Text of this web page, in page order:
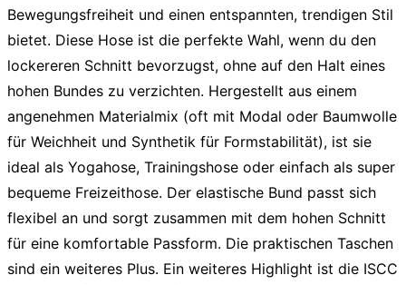
Bewegungsfreiheit und einen entspannten, trendigen Stil
bietet. Diese Hose ist die perfekte Wahl, wenn du den
lockereren Schnitt bevorzugst, ohne auf den Halt eines
hohen Bundes zu verzichten. Hergestellt aus einem
angenehmen Materialmix (oft mit Modal oder Baumwolle
für Weichheit und Synthetik für Formstabilität), ist sie
ideal als Yogahose, Trainingshose oder einfach als super
bequeme Freizeithose. Der elastische Bund passt sich
flexibel an und sorgt zusammen mit dem hohen Schnitt
für eine komfortable Passform. Die praktischen Taschen
sind ein weiteres Plus. Ein weiteres Highlight ist die ISCC